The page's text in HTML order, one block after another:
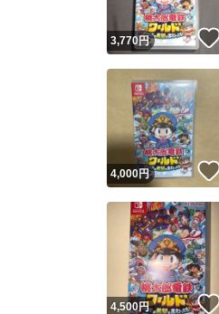
3,770円
4,000円
4,500円